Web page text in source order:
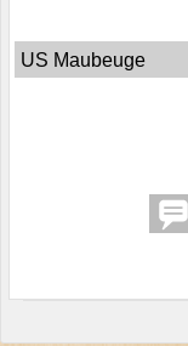
US Maubeuge